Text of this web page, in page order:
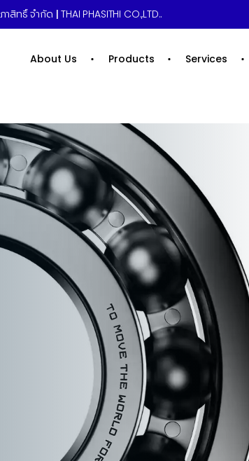
าสิทธิ์ จำกัด | THAI PHASITHI CO.,LTD..
About Us Products Services
ลัง